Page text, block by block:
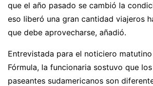
que el año pasado se cambió la
eso liberó una gran cantidad viajeros
que debe aprovecharse, añadió.
Entrevistada para el noticiero
Fórmula, la funcionaria sostuvo que
paseantes sudamericanos son